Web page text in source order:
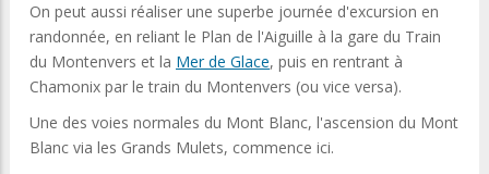
On peut aussi réaliser une superbe journée d'excursion en
randonnée, en reliant le Plan de l'Aiguille à la gare du Train
du Montenvers et la Mer de Glace, puis en rentrant à
Chamonix par le train du Montenvers (ou vice versa).
Une des voies normales du Mont Blanc, l'ascension du Mont
Blanc via les Grands Mulets, commence ici.